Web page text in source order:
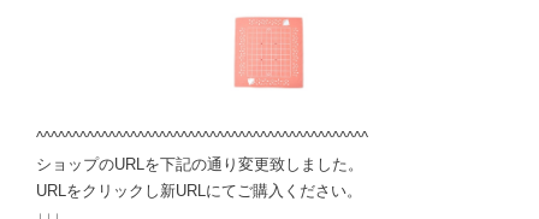
^^^^^^^^^^^^^^^^^^^^^^^^^^^^^^^^^^^^^^^^^^^^^^
ショップのURLを下記の通り変更致しました。
URLをクリックし新URLにてご購入ください。